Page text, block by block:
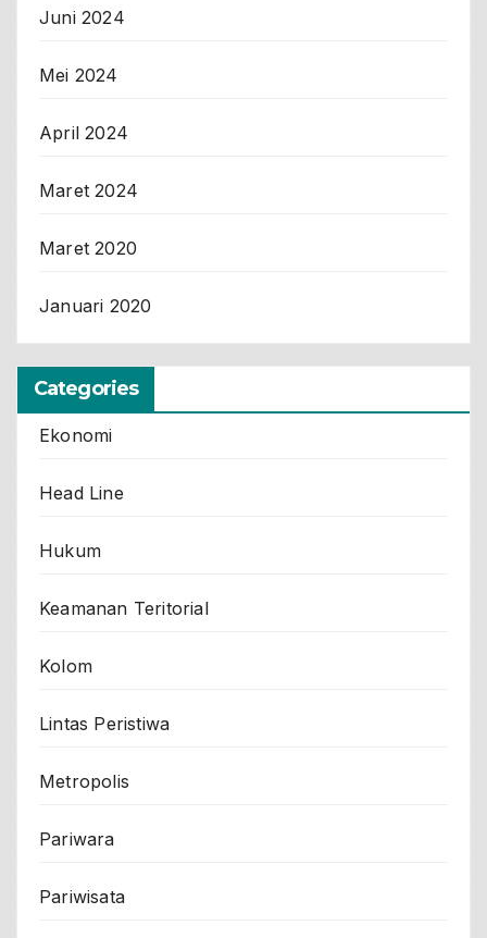
Juni 2024
Mei 2024
April 2024
Maret 2024
Maret 2020
Januari 2020
Categories
Ekonomi
Head Line
Hukum
Keamanan Teritorial
Kolom
Lintas Peristiwa
Metropolis
Pariwara
Pariwisata